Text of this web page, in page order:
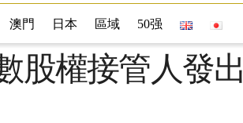
澳門 日本 區域 50强
股權接管人發出